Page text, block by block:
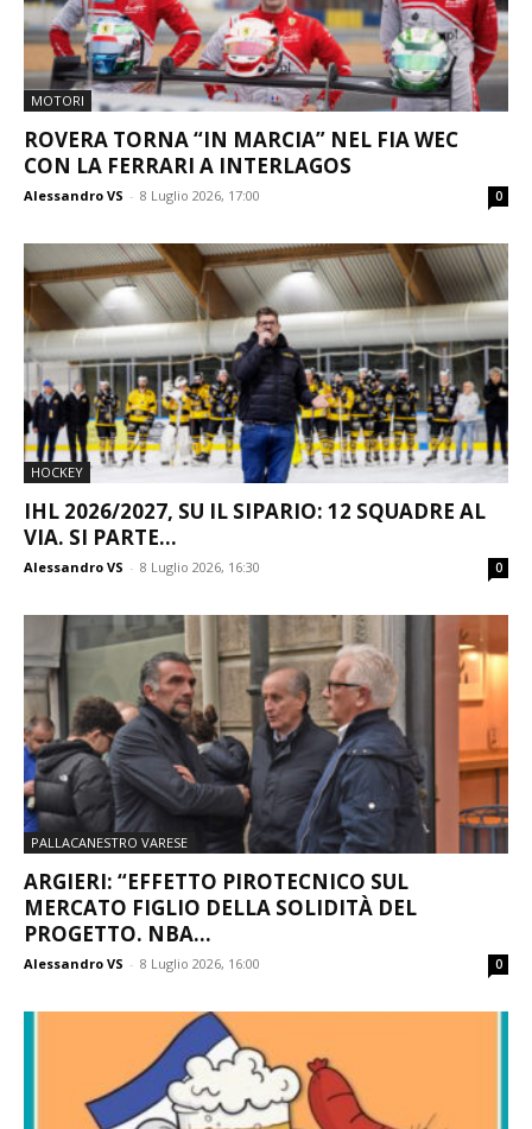
MOTORI
ROVERA TORNA “IN MARCIA” NEL FIA WEC
CON LA FERRARI A INTERLAGOS
Alessandro VS - 8 Luglio 2026, 17:00 0
HOCKEY
IHL 2026/2027, SU IL SIPARIO: 12 SQUADRE AL
VIA. SI PARTE...
Alessandro VS - 8 Luglio 2026, 16:30 0
PALLACANESTRO VARESE
ARGIERI: “EFFETTO PIROTECNICO SUL
MERCATO FIGLIO DELLA SOLIDITÀ DEL
PROGETTO. NBA...
Alessandro VS - 8 Luglio 2026, 16:00 0